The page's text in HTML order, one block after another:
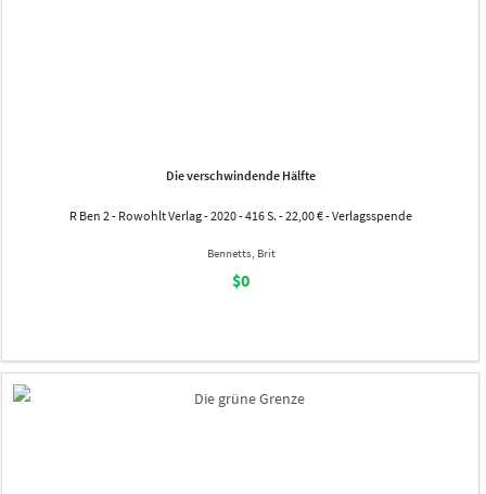
Die verschwindende Hälfte
R Ben 2 - Rowohlt Verlag - 2020 - 416 S. - 22,00 € - Verlagsspende
Bennetts, Brit
$0